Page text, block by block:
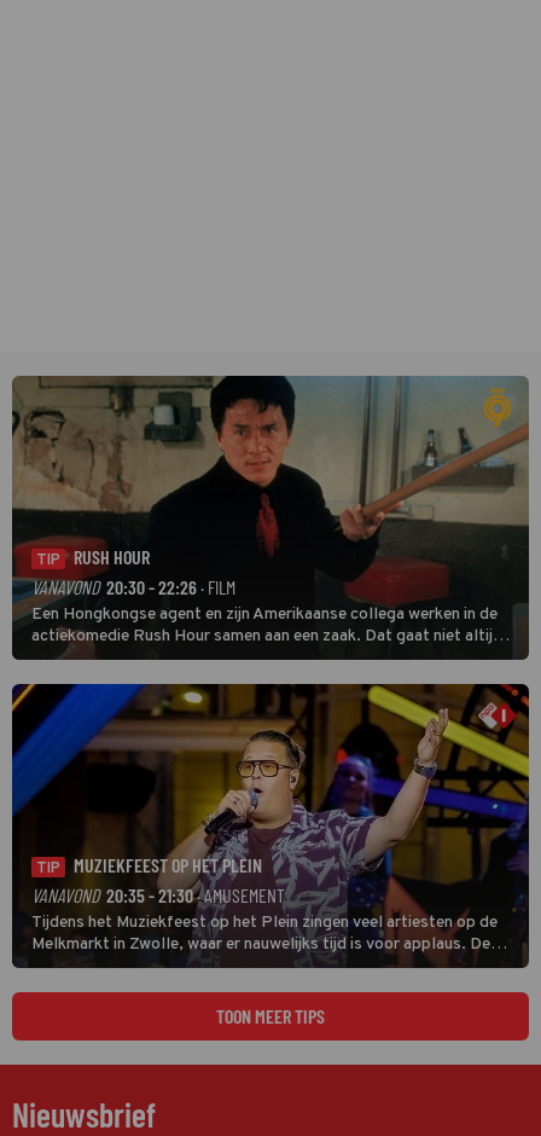
TIP
RUSH HOUR
VANAVOND 20:30 - 22:26 · FILM
Een Hongkongse agent en zijn Amerikaanse collega werken in de
actiekomedie Rush Hour samen aan een zaak. Dat gaat niet altijd
van een leien dakje.
TIP
MUZIEKFEEST OP HET PLEIN
VANAVOND 20:35 - 21:30· AMUSEMENT
Tijdens het Muziekfeest op het Plein zingen veel artiesten op de
Melkmarkt in Zwolle, waar er nauwelijks tijd is voor applaus. De
grootste namen zijn André Hazes, Jannes, René Froger en
natuurlijk Rutger van Barneveld met zijn hit Zwoele Zomernachten.
TOON MEER TIPS
Nieuwsbrief